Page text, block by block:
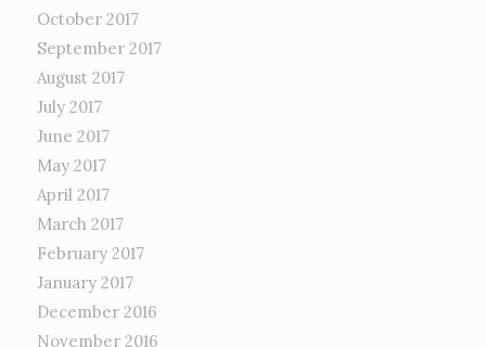
October 2017
September 2017
August 2017
July 2017
June 2017
May 2017
April 2017
March 2017
February 2017
January 2017
December 2016
November 2016